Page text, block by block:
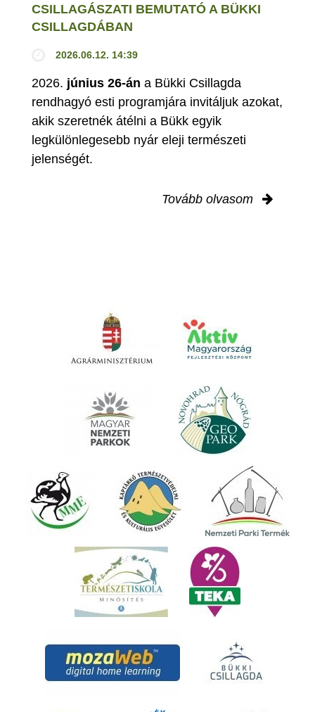
CSILLAGÁSZATI BEMUTATÓ A BÜKKI
CSILLAGDÁBAN
2026.06.12. 14:39
2026. június 26-án a Bükki Csillagda
rendhagyó esti programjára invitáljuk azokat,
akik szeretnék átélni a Bükk egyik
legkülönlegesebb nyár eleji természeti
jelenségét.
Tovább olvasom